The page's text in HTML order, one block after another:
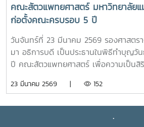
คณะสัตวแพทยศาสตร์ มหาวิทยาลัย
ก่อตั้งคณะครบรอบ 5 ปี
วันจันทร์ที่ 23 มีนาคม 2569 รองศาสตร
มา อธิการบดี เป็นประธานในพิธีทำบุญ
ปี คณะสัตวแพทยศาสตร์ เพื่อความเป็นสิ
โอกาสนี้ได้รับเกียรติจาก ผู้บริหารมหาวิท
23 มีนาคม 2569 | 152
.